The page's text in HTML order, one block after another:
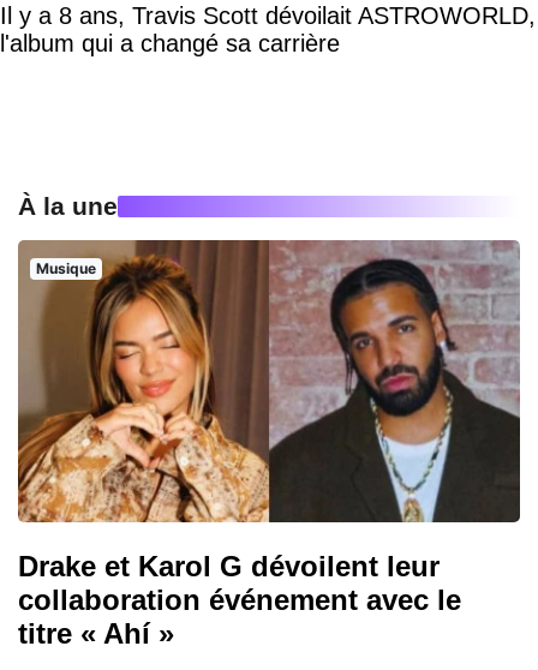
Il y a 8 ans, Travis Scott dévoilait ASTROWORLD,
l'album qui a changé sa carrière
À la une
Musique
Drake et Karol G dévoilent leur
collaboration événement avec le
titre « Ahí »